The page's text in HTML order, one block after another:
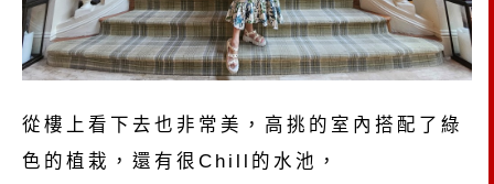
從樓上看下去也非常美，高挑的室內搭配了綠
色的植栽，還有很Chill的水池，